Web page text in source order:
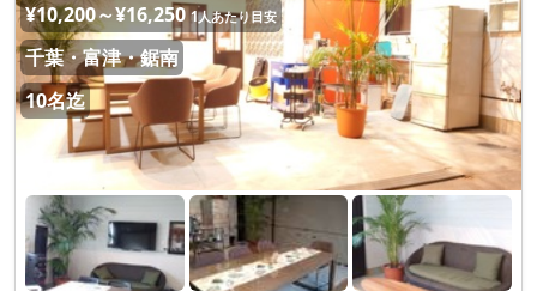
¥10,200～¥16,250 1人あたり目安
千葉・富津・鋸南
10名迄